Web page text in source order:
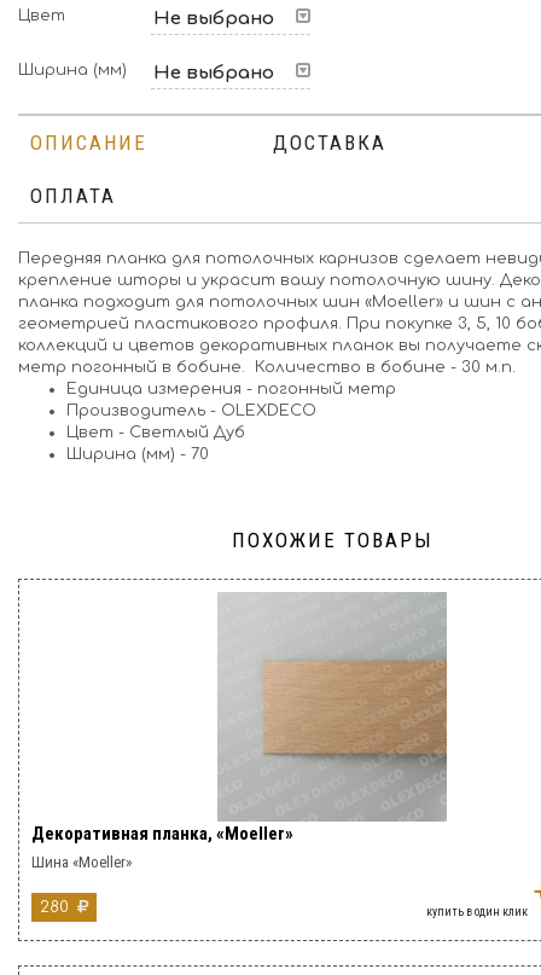
Цвет Не выбрано
Ширина (мм) Не выбрано
ОПИСАНИЕ ДОСТАВКА
ОПЛАТА
Передняя планка для потолочных карнизов сделает
крепление шторы и украсит вашу потолочную шину.
планка подходит для потолочных шин «Moeller» и шин с
геометрией пластикового профиля. При покупке 3, 5, 10
коллекций и цветов декоративных планок вы получаете
метр погонный в бобине. Количество в бобине - 30 м.п.
Единица измерения - погонный метр
Производитель - OLEXDECO
Цвет - Светлый Дуб
Ширина (мм) - 70
ПОХОЖИЕ ТОВАРЫ
Декоративная планка, «Moeller»
Шина «Moeller»
280 купить в один клик